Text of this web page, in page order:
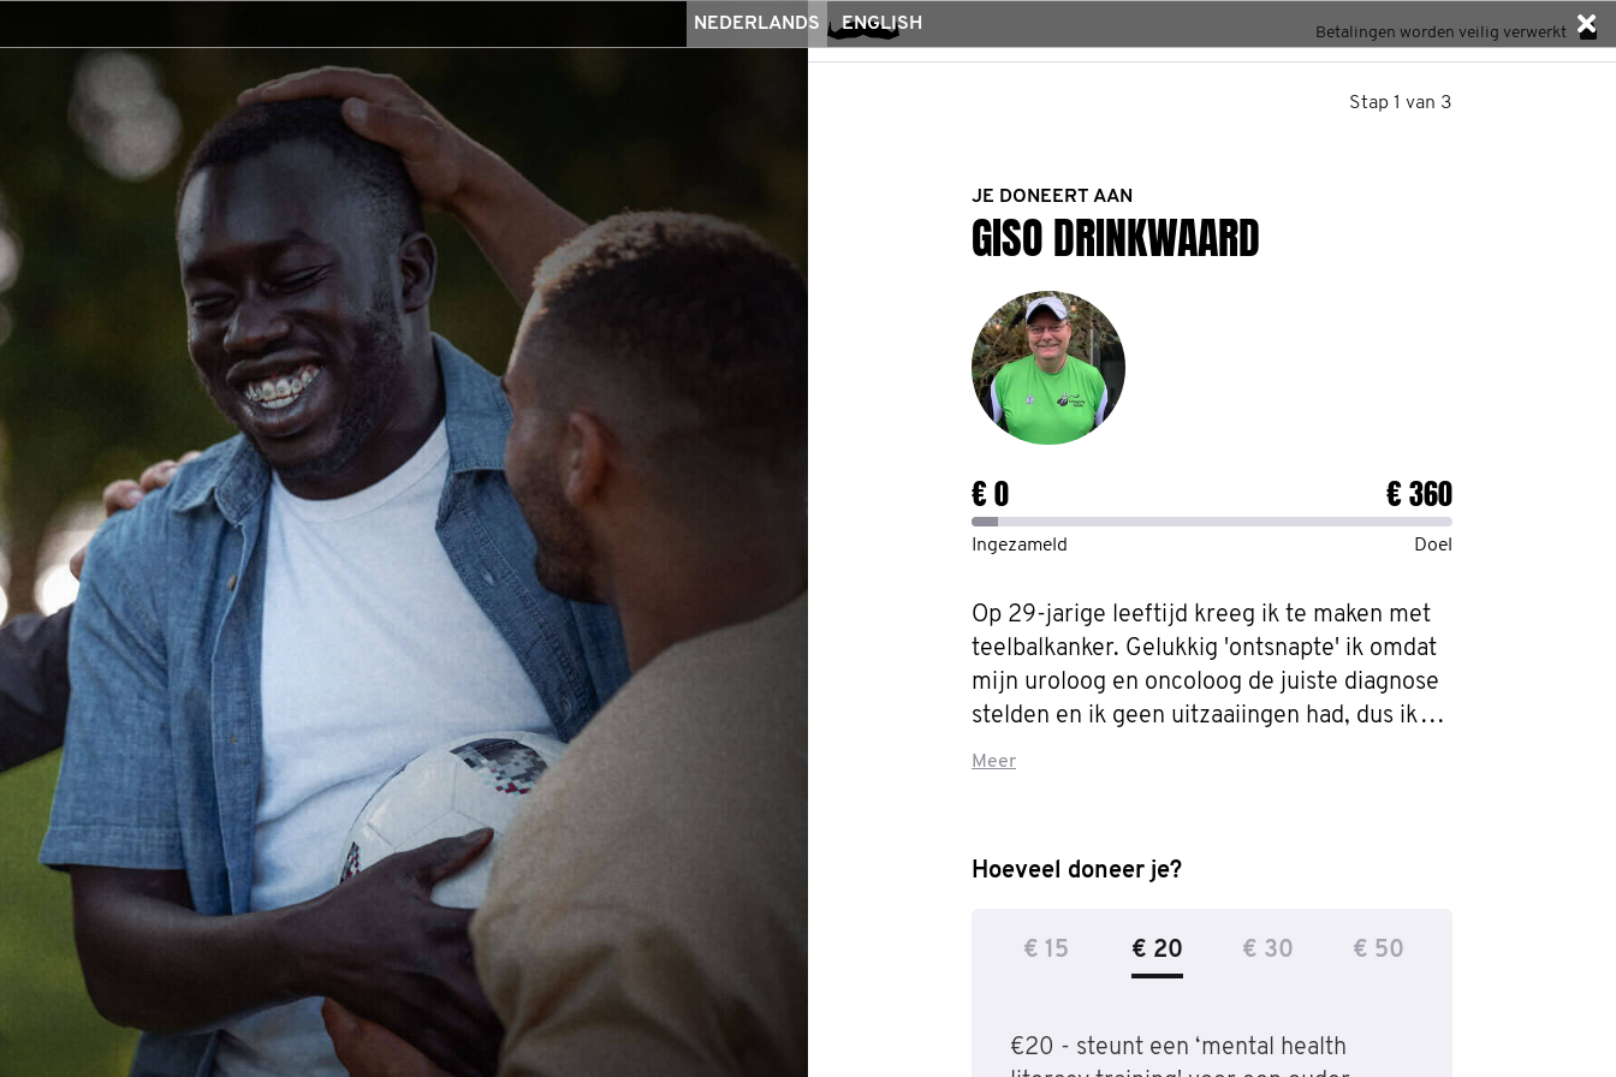
NEDERLANDS ENGLISH Betalingen worden veilig verwerkt
Stap 1 van 3
JE DONEERT AAN
GISO DRINKWAARD
€ 0 € 360
Ingezameld Doel
Op 29-jarige leeftijd kreeg ik te maken met
teelbalkanker. Gelukkig 'ontsnapte' ik omdat
mijn uroloog en oncoloog de juiste diagnose
stelden en ik geen uitzaaiingen had, dus ik
genas snel en kreeg daarna 2 kinderen. We
Dit jaar op 6 april doe ik mee aan de London
Movember team. Voor dit goede doel loop ik
21,1 km en zoek ik donateurs om samen
Meer
Hoeveel doneer je?
€ 15 € 20 € 30 € 50
€20 - steunt een ‘mental health